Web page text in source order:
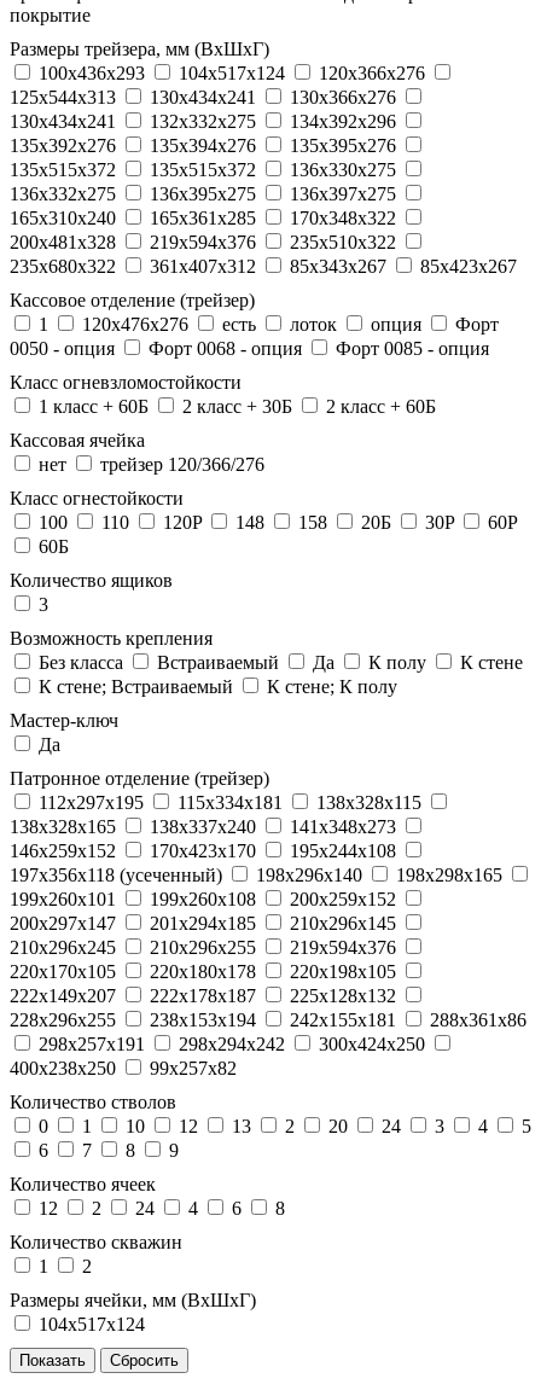
покрытие
Размеры трейзера, мм (ВхШхГ)
100x436x293
104х517х124
120x366x276
125x544x313
130x434x241
130х366х276
130х434х241
132x332x275
134x392x296
135x392x276
135x394x276
135x395x276
135x515x372
135х515х372
136x330x275
136x332x275
136x395x275
136x397x275
165x310x240
165x361x285
170x348x322
200x481x328
219x594x376
235x510x322
235x680x322
361x407x312 85x343x267
85x423x267
Кассовое отделение (трейзер)
1
120х476х276 есть лоток опция
Форт
0050 - опция
Форт 0068 - опция
Форт 0085 - опция
Класс огневзломостойкости
1 класс + 60Б
2 класс + 30Б
2 класс + 60Б
Кассовая ячейка
нет
трейзер 120/366/276
Класс огнестойкости
100
110 120P 148 158 20Б 30P
60P
60Б
Количество ящиков
3
Возможность крепления
Без класса
Встраиваемый Да К полу
К стене
К стене; Встраиваемый
К стене; К полу
Мастер-ключ
Да
Патронное отделение (трейзер)
112x297x195
115x334x181
138x328x115
138x328x165
138x337x240
141x348x273
146x259x152
170x423x170
195x244x108
197x356x118 (усеченный)
198x296x140
198x298x165
199x260x101
199x260x108
200x259x152
200x297x147
201x294x185
210x296x145
210x296x245
210x296x255
219x594x376
220x170x105
220x180x178
220x198x105
222x149x207
222x178x187
225x128x132
228x296x255
238x153x194 242x155x181
288x361x86
298x257x191
298x294x242
300x424x250
400x238x250
99x257x82
Количество стволов
0
1 10 12 13 2 20 24 3 4
5
6
7 8
9
Количество ячеек
12
2 24 4 6
8
Количество скважин
1
2
Размеры ячейки, мм (ВхШхГ)
104х517х124